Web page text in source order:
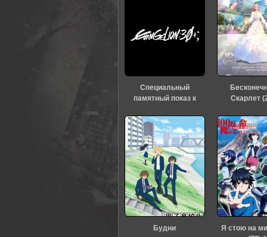
Специальный
памятный показ к
«Евангелиона» (2026)
Скарлет
Будни
Я стою на